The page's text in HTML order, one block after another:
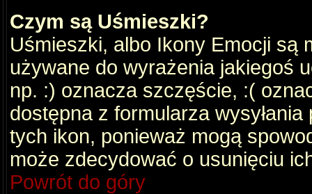
Czym są Uśmieszki?
Uśmieszki, albo Ikony Emocji są
używane do wyrażenia jakiegoś
np. :) oznacza szczęście, :(
dostępna z formularza
tych ikon, ponieważ mogą
może zdecydować o usunięciu
Powrót do góry